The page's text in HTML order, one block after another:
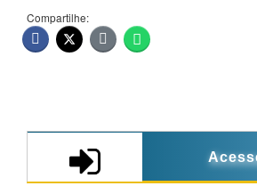
Compartilhe: